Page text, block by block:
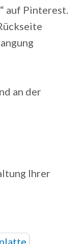
auf Pinterest.
an der
Ihrer